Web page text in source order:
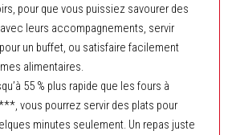
pour que vous puissiez savourer des
leurs accompagnements, servir
un buffet, ou satisfaire facilement
alimentaires.
55 % plus rapide que les fours à
vous pourrez servir des plats pour
minutes seulement. Un repas juste